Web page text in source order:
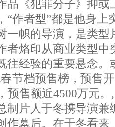
品《犯罪分子》抑或
，“作者型”都是他
一帜的导演，是类型
者烙印从商业类型中
往经验的重要悬念。
节档预售榜，预售
预售额近4500万
制片人于冬携导演兼
作幕后。在于冬看来